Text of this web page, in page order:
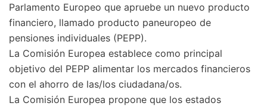
Parlamento Europeo que apruebe un nuevo producto
financiero, llamado producto paneuropeo de
pensiones individuales (PEPP).
La Comisión Europea establece como principal
objetivo del PEPP alimentar los mercados financieros
con el ahorro de las/los ciudadana/os.
La Comisión Europea propone que los estados